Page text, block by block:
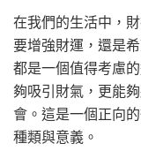
在我們的生活中，
要增強財運，還是
都是一個值得考慮
夠吸引財氣，更能
會。這是一個正向
種類與意義。